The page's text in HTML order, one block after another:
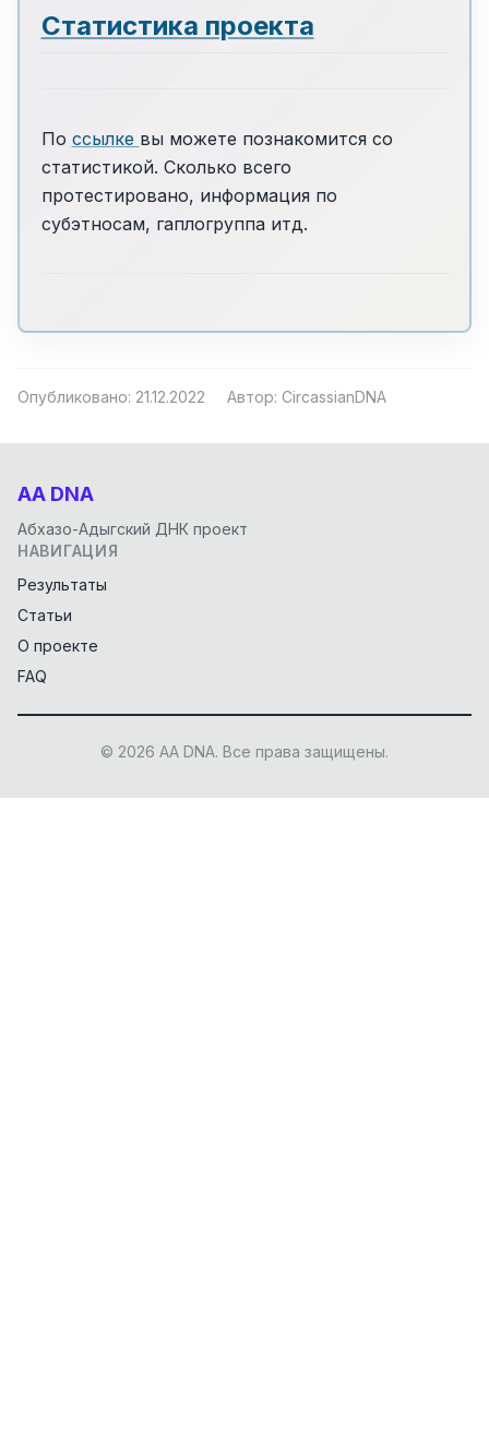
Статистика проекта
По ссылке вы можете познакомится со
статистикой. Сколько всего
протестировано, информация по
субэтносам, гаплогруппа итд.
Опубликовано: 21.12.2022 Автор: CircassianDNA
AA DNA
Абхазо-Адыгский ДНК проект
НАВИГАЦИЯ
Результаты
Статьи
О проекте
FAQ
© 2026 AA DNA. Все права защищены.